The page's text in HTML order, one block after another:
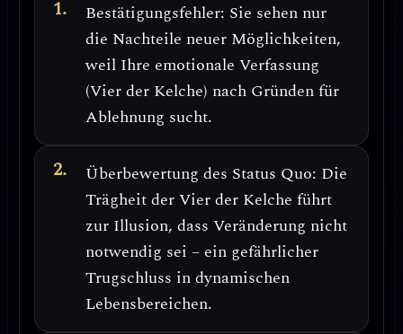
Bestätigungsfehler: Sie sehen nur
die Nachteile neuer Möglichkeiten,
weil Ihre emotionale Verfassung
(Vier der Kelche) nach Gründen für
Ablehnung sucht.
Überbewertung des Status Quo: Die
Trägheit der Vier der Kelche führt
zur Illusion, dass Veränderung nicht
notwendig sei – ein gefährlicher
Trugschluss in dynamischen
Lebensbereichen.